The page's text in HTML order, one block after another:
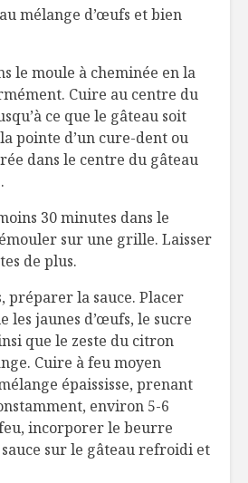
mélange d’œufs et bien
le moule à cheminée en la
Cuire au centre du
ce que le gâteau soit
pointe d’un cure-dent ou
dans le centre du gâteau
30 minutes dans le
sur une grille. Laisser
de plus.
préparer la sauce. Placer
les jaunes d’œufs, le sucre
que le zeste du citron
Cuire à feu moyen
épaississe, prenant
environ 5-6
incorporer le beurre
sur le gâteau refroidi et